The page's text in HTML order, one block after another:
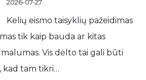
2026-07-27
Kelių eismo taisyklių pažeidimas
tik kaip bauda ar kitas
Vis dėlto tai gali būti
kad tam tikri…